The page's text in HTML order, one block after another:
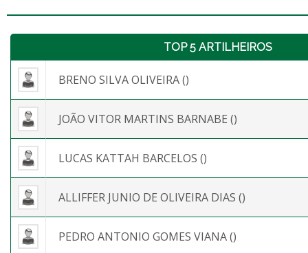
TOP 5 ARTILHEIROS
BRENO SILVA OLIVEIRA ()
JOÃO VITOR MARTINS BARNABE ()
LUCAS KATTAH BARCELOS ()
ALLIFFER JUNIO DE OLIVEIRA DIAS ()
PEDRO ANTONIO GOMES VIANA ()